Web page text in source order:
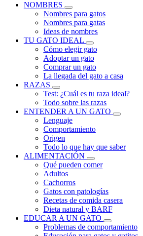
NOMBRES
Nombres para gatos
Nombres para gatas
Ideas de nombres
TU GATO IDEAL
Cómo elegir gato
Adoptar un gato
Comprar un gato
La llegada del gato a casa
RAZAS
Test: ¿Cuál es tu raza ideal?
Todo sobre las razas
ENTENDER A UN GATO
Lenguaje
Comportamiento
Origen
Todo lo que hay que saber
ALIMENTACIÓN
Qué pueden comer
Adultos
Cachorros
Gatos con patologías
Recetas de comida casera
Dieta natural y BARF
EDUCAR A UN GATO
Problemas de comportamiento